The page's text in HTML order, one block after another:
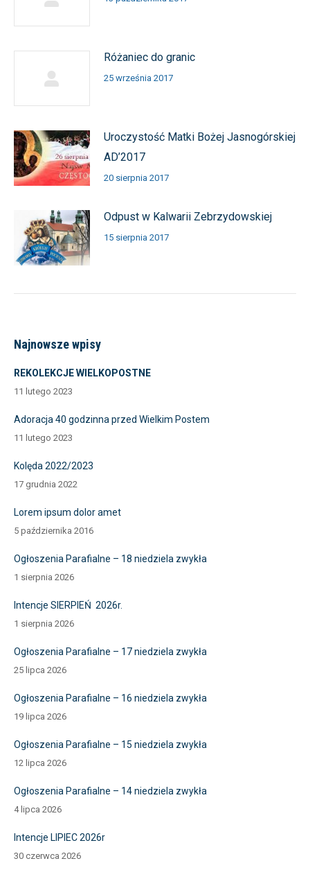
Różaniec do granic
25 września 2017
Uroczystość Matki Bożej Jasnogórskiej
AD’2017
20 sierpnia 2017
Odpust w Kalwarii Zebrzydowskiej
15 sierpnia 2017
Najnowsze wpisy
REKOLEKCJE WIELKOPOSTNE
11 lutego 2023
Adoracja 40 godzinna przed Wielkim Postem
11 lutego 2023
Kolęda 2022/2023
17 grudnia 2022
Lorem ipsum dolor amet
5 października 2016
Ogłoszenia Parafialne – 18 niedziela zwykła
1 sierpnia 2026
Intencje SIERPIEŃ 2026r.
1 sierpnia 2026
Ogłoszenia Parafialne – 17 niedziela zwykła
25 lipca 2026
Ogłoszenia Parafialne – 16 niedziela zwykła
19 lipca 2026
Ogłoszenia Parafialne – 15 niedziela zwykła
12 lipca 2026
Ogłoszenia Parafialne – 14 niedziela zwykła
4 lipca 2026
Intencje LIPIEC 2026r
30 czerwca 2026